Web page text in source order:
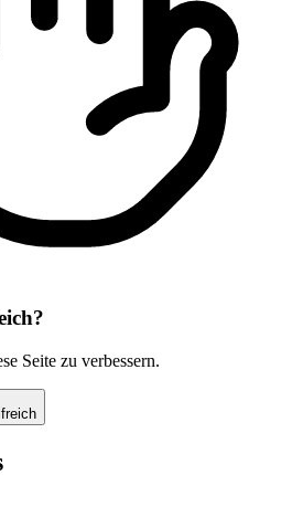
Seite zu verbessern.